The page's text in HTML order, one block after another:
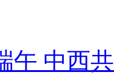
午 中西